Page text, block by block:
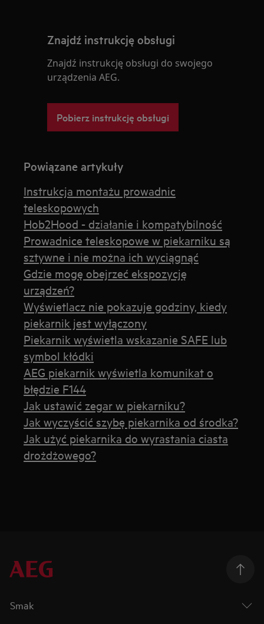
Znajdź instrukcję obsługi
Znajdź instrukcję obsługi do swojego
urządzenia AEG.
Pobierz instrukcję obsługi
Powiązane artykuły
Instrukcja montażu prowadnic
teleskopowych
Hob2Hood - działanie i kompatybilność
Prowadnice teleskopowe w piekarniku są
sztywne i nie można ich wyciągnąć
Gdzie mogę obejrzeć ekspozycję
urządzeń?
Wyświetlacz nie pokazuje godziny, kiedy
piekarnik jest wyłączony
Piekarnik wyświetla wskazanie SAFE lub
symbol kłódki
AEG piekarnik wyświetla komunikat o
błędzie F144
Jak ustawić zegar w piekarniku?
Jak wyczyścić szybę piekarnika od środka?
Jak użyć piekarnika do wyrastania ciasta
drożdżowego?
Smak